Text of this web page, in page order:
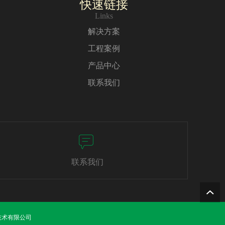
快速链接
Links
解决方案
工程案例
产品中心
联系我们
联系我们
有限公司